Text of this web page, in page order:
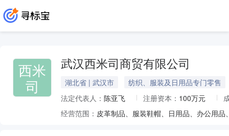
西米
司
武汉西米司商贸有限公司
湖北省 | 武汉市
纺织、服装及日用品专门零售
法定代表人： 陈亚飞 注册资本： 100万元
经营范围：